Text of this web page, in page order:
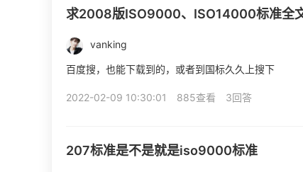
求2008版ISO9000、ISO14000标准全
vanking
百度搜，也能下载到的，或者到国标久久上搜下
2022-02-09 10:30:01 885查看 3回答
207标准是不是就是iso9000标准